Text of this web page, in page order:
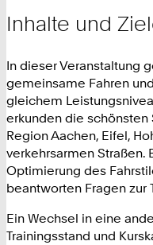
Inhalte und
In dieser Veranstaltung
gemeinsame Fahren
gleichem
erkunden die
Region Aachen, Eifel,
verkehrsarmen Straßen.
Optimierung des
beantworten Fragen zur
Ein Wechsel in eine
Trainingsstand und